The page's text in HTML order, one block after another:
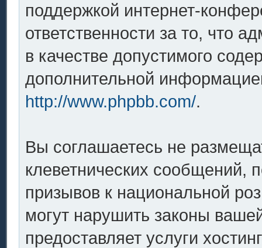
поддержкой интернет-
ответственности за то, что
в качестве допустимого
дополнительной
http://www.phpbb.com/.
Вы соглашаетесь не
клеветнических сообщений,
призывов к национальной
могут нарушить законы
предоставляет услуги